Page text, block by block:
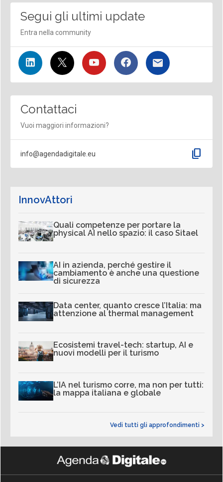
Segui gli ultimi update
Entra nella community
Contattaci
Vuoi maggiori informazioni?
info@agendadigitale.eu content_copy
InnovAttori
Quali competenze per portare la
physical AI nello spazio: il caso Sitael
AI in azienda, perché gestire il
cambiamento è anche una questione
di sicurezza
Data center, quanto cresce l’Italia: ma
attenzione al thermal management
Ecosistemi travel-tech: startup, AI e
nuovi modelli per il turismo
L’IA nel turismo corre, ma non per tutti:
la mappa italiana e globale
Vedi tutti gli approfondimenti >